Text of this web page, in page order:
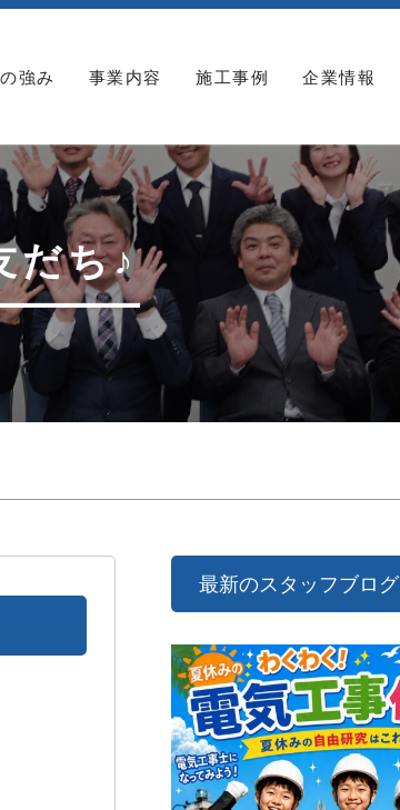
強み 事業内容 施工事例 企業情報
だち♪
最新のスタッフブログ